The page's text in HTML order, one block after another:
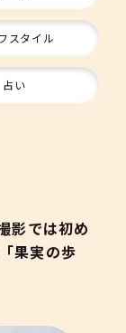
スタイル
占い
影では初め
果実の歩